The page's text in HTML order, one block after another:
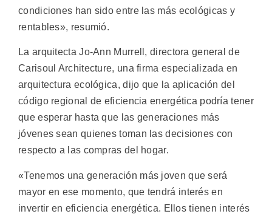
condiciones han sido entre las más ecológicas y
rentables», resumió.
La arquitecta Jo-Ann Murrell, directora general de
Carisoul Architecture, una firma especializada en
arquitectura ecológica, dijo que la aplicación del
código regional de eficiencia energética podría tener
que esperar hasta que las generaciones más
jóvenes sean quienes toman las decisiones con
respecto a las compras del hogar.
«Tenemos una generación más joven que será
mayor en ese momento, que tendrá interés en
invertir en eficiencia energética. Ellos tienen interés ​​